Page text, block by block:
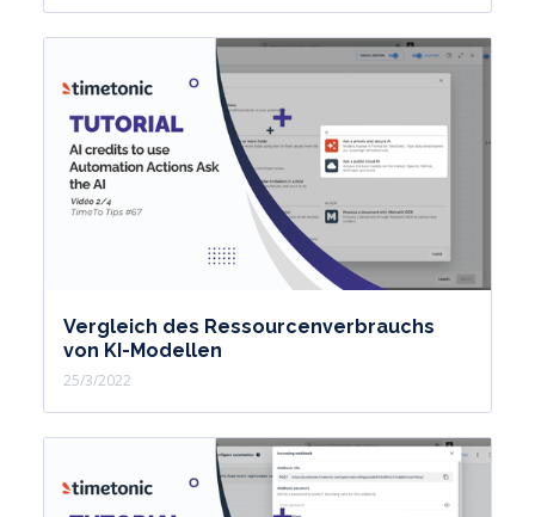
Vergleich des Ressourcenverbrauchs
von KI-Modellen
25/3/2022